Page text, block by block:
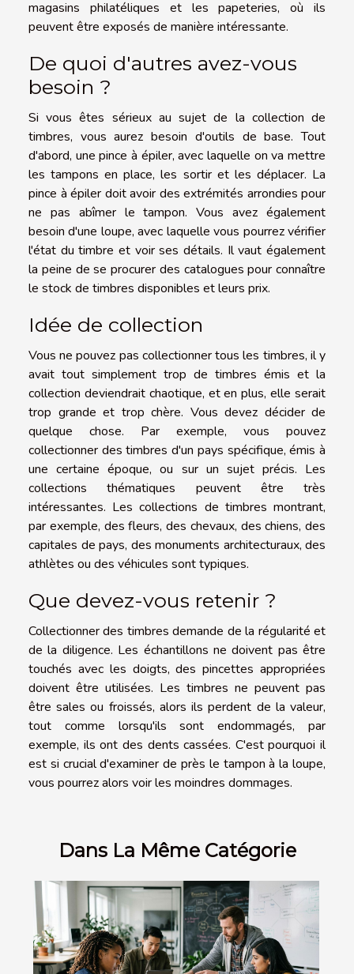
magasins philatéliques et les papeteries, où ils
peuvent être exposés de manière intéressante.
De quoi d'autres avez-vous
besoin ?
Si vous êtes sérieux au sujet de la collection de
timbres, vous aurez besoin d'outils de base. Tout
d'abord, une pince à épiler, avec laquelle on va mettre
les tampons en place, les sortir et les déplacer. La
pince à épiler doit avoir des extrémités arrondies pour
ne pas abîmer le tampon. Vous avez également
besoin d'une loupe, avec laquelle vous pourrez vérifier
l'état du timbre et voir ses détails. Il vaut également
la peine de se procurer des catalogues pour connaître
le stock de timbres disponibles et leurs prix.
Idée de collection
Vous ne pouvez pas collectionner tous les timbres, il y
avait tout simplement trop de timbres émis et la
collection deviendrait chaotique, et en plus, elle serait
trop grande et trop chère. Vous devez décider de
quelque chose. Par exemple, vous pouvez
collectionner des timbres d'un pays spécifique, émis à
une certaine époque, ou sur un sujet précis. Les
collections thématiques peuvent être très
intéressantes. Les collections de timbres montrant,
par exemple, des fleurs, des chevaux, des chiens, des
capitales de pays, des monuments architecturaux, des
athlètes ou des véhicules sont typiques.
Que devez-vous retenir ?
Collectionner des timbres demande de la régularité et
de la diligence. Les échantillons ne doivent pas être
touchés avec les doigts, des pincettes appropriées
doivent être utilisées. Les timbres ne peuvent pas
être sales ou froissés, alors ils perdent de la valeur,
tout comme lorsqu'ils sont endommagés, par
exemple, ils ont des dents cassées. C'est pourquoi il
est si crucial d'examiner de près le tampon à la loupe,
vous pourrez alors voir les moindres dommages.
Dans La Même Catégorie